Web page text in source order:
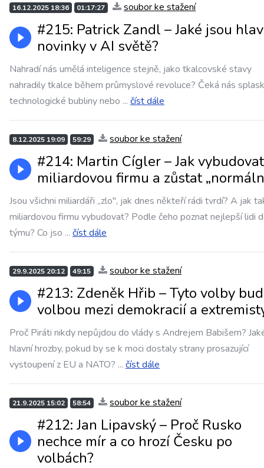
16.12.2025 18:36 01:17:27 soubor ke stažení
#215: Patrick Zandl – Jaké jsou
novinky v AI světě?
Nahradí nás umělá inteligence stejně, jako tkalcovské stavy
nahradily tkalce během průmyslové revoluce? Čeká nás
technologické bubliny nebo ... číst dále
8.12.2025 19:09 59:29 soubor ke stažení
#214: Martin Cígler – Jak vybudovat
miliardovou firmu a zůstat
Jsou všichni miliardáři „zlo", jak dnes někteří rádi tvrdí? A jak
miliardovou firmu vybudovat? Podle čeho poznat nejlepší lidi
týmu? Co jso ... číst dále
29.9.2025 20:12 49:15 soubor ke stažení
#213: Zdeněk Hřib – Tyto volby
volbou mezi demokracií a
Proč Piráti nikdy nepůjdou do vlády s Andrejem Babišem?
hlavní hrozby, pokud by se k moci dostaly strany prosazující
vystoupení z EU a NATO? ... číst dále
21.9.2025 15:02 58:54 soubor ke stažení
#212: Jan Lipavský – Proč Rusko
nechce mír a co hrozí Česku po
volbách?